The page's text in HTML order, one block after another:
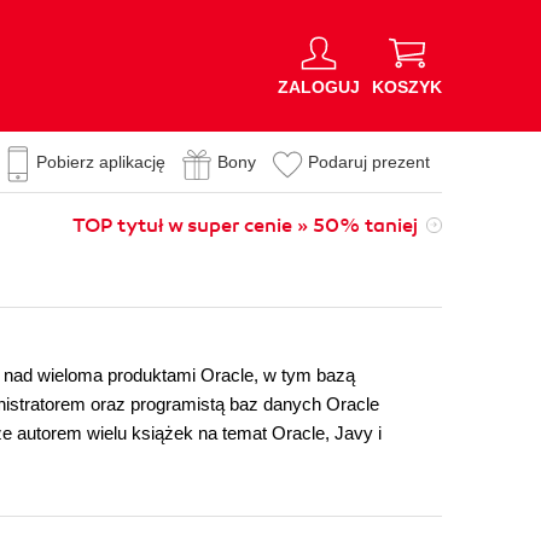
ZALOGUJ KOSZYK
Pobierz aplikację Bony Podaruj prezent
TOP tytuł w super cenie » 50% taniej
wieloma produktami Oracle, w tym bazą
oraz programistą baz danych Oracle
autorem wielu książek na temat Oracle, Javy i